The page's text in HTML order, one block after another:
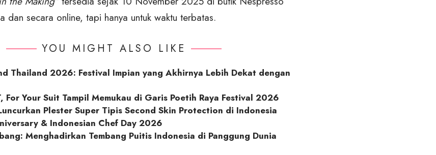
dan secara online, tapi hanya untuk waktu terbatas.
YOU MIGHT ALSO LIKE
Thailand 2026: Festival Impian yang Akhirnya Lebih Dekat dengan
For Your Suit Tampil Memukau di Garis Poetih Raya Festival 2026
Plester Super Tipis Second Skin Protection di Indonesia
& Indonesian Chef Day 2026
Menghadirkan Tembang Puitis Indonesia di Panggung Dunia